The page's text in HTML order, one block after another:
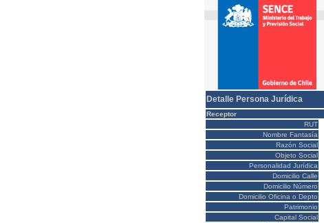
Detalle Persona Jurídica
Receptor
RUT
Nombre Fantasía
Razón Social
Objeto Social
Personalidad Jurídica
Domicilio Calle
Domicilio Número
Domicilio Oficina o Depto
Patrimonio
Capital Social